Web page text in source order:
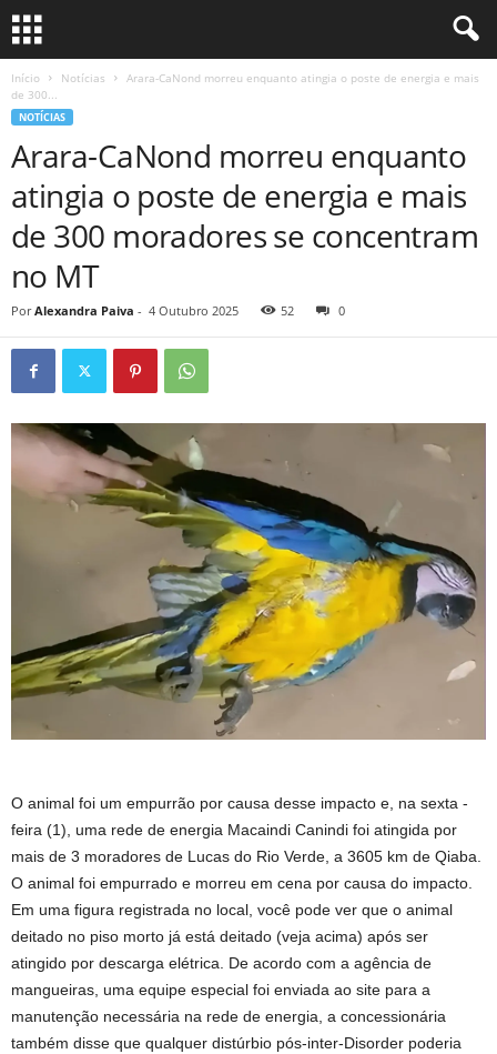
Início Notícias
Arara-CaNond morreu enquanto atingia o poste de energia e mais
de 300...
NOTÍCIAS
Arara-CaNond morreu enquanto
atingia o poste de energia e mais
de 300 moradores se concentram
no MT
Por Alexandra Paiva - 4 Outubro 2025 52 0
O animal foi um empurrão por causa desse impacto e, na sexta -
feira (1), uma rede de energia Macaindi Canindi foi atingida por
mais de 3 moradores de Lucas do Rio Verde, a 3605 km de Qiaba.
O animal foi empurrado e morreu em cena por causa do impacto.
Em uma figura registrada no local, você pode ver que o animal
deitado no piso morto já está deitado (veja acima) após ser
atingido por descarga elétrica. De acordo com a agência de
mangueiras, uma equipe especial foi enviada ao site para a
manutenção necessária na rede de energia, a concessionária
também disse que qualquer distúrbio pós-inter-Disorder poderia